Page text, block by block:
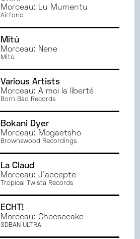
Morceau: Lu Mumentu
Airfono
Mitú
Morceau: Nene
Mitú
Various Artists
Morceau: A moi la liberté
Born Bad Records
Bokani Dyer
Morceau: Mogaetsho
Brownswood Recordings
La Claud
Morceau: J'accepte
Tropical Twista Records
ECHT!
Morceau: Cheesecake
SDBAN ULTRA